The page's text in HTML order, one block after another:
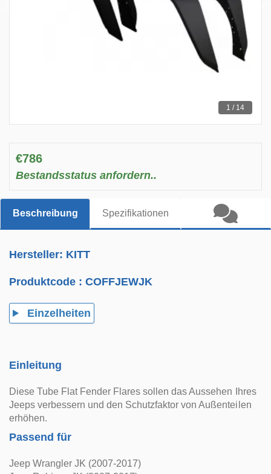
1 / 14
€786
Bestandsstatus anfordern..
Beschreibung Spezifikationen
Hersteller: KITT
Produktcode :COFFJEWJK
Einzelheiten
Einleitung
Diese Tube Flat Fender Flares sollen das Aussehen Ihres
Jeeps verbessern und den Schutzfaktor von Außenteilen
erhöhen.
Passend für
Jeep Wrangler JK (2007-2017)